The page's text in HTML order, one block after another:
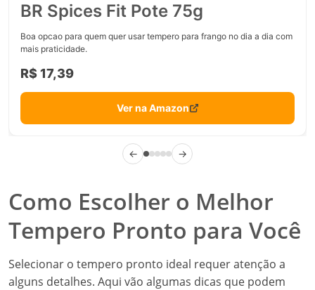
BR Spices Fit Pote 75g
Boa opcao para quem quer usar tempero para frango no dia a dia com
mais praticidade.
R$ 17,39
Ver na Amazon
← →
Como Escolher o Melhor
Tempero Pronto para Você
Selecionar o tempero pronto ideal requer atenção a
alguns detalhes. Aqui vão algumas dicas que podem